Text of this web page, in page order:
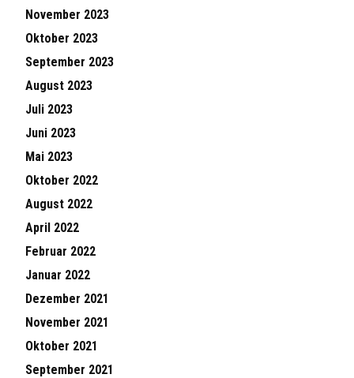
November 2023
Oktober 2023
September 2023
August 2023
Juli 2023
Juni 2023
Mai 2023
Oktober 2022
August 2022
April 2022
Februar 2022
Januar 2022
Dezember 2021
November 2021
Oktober 2021
September 2021